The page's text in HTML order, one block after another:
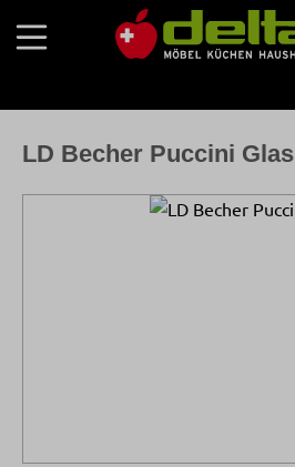
Zum Hauptinhalt springen
Bildergalerie überspringen
LD Becher Puccini Glas